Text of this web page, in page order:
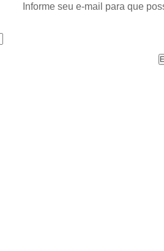
Informe seu e-mail para que